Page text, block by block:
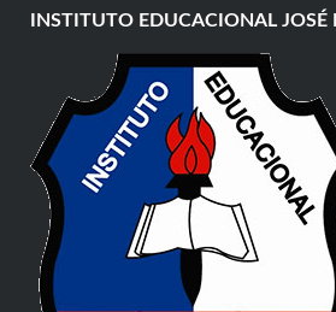
INSTITUTO EDUCACIONAL JOSÉ